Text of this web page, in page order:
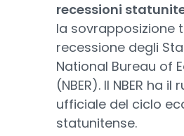
recessioni
la sovrapposizione
recessione degli
National Bureau of
(NBER). Il NBER ha
ufficiale del ciclo
statunitense.